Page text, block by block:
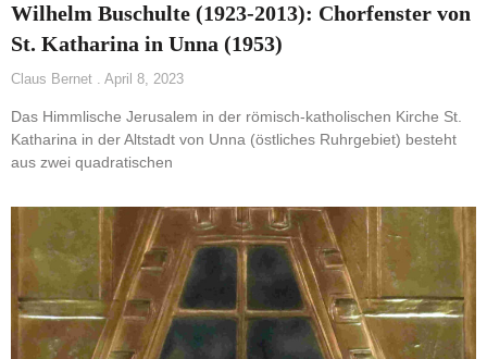
Wilhelm Buschulte (1923-2013): Chorfenster von
St. Katharina in Unna (1953)
Claus Bernet April 8, 2023
Das Himmlische Jerusalem in der römisch-katholischen Kirche St.
Katharina in der Altstadt von Unna (östliches Ruhrgebiet) besteht
aus zwei quadratischen